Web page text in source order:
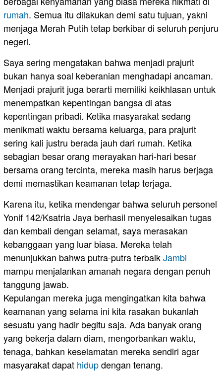
rumah. Semua itu dilakukan demi satu tujuan, yakni
menjaga Merah Putih tetap berkibar di seluruh penjuru
negeri.
Saya sering mengatakan bahwa menjadi prajurit
bukan hanya soal keberanian menghadapi ancaman.
Menjadi prajurit juga berarti memiliki keikhlasan untuk
menempatkan kepentingan bangsa di atas
kepentingan pribadi. Ketika masyarakat sedang
menikmati waktu bersama keluarga, para prajurit
sering kali justru berada jauh dari rumah. Ketika
sebagian besar orang merayakan hari-hari besar
bersama orang tercinta, mereka masih harus berjaga
demi memastikan keamanan tetap terjaga.
Karena itu, ketika mendengar bahwa seluruh personel
Yonif 142/Ksatria Jaya berhasil menyelesaikan tugas
dan kembali dengan selamat, saya merasakan
kebanggaan yang luar biasa. Mereka telah
menunjukkan bahwa putra-putra terbaikJambi
mampu menjalankan amanah negara dengan penuh
tanggung jawab.
Kepulangan mereka juga mengingatkan kita bahwa
keamanan yang selama ini kita rasakan bukanlah
sesuatu yang hadir begitu saja. Ada banyak orang
yang bekerja dalam diam, mengorbankan waktu,
tenaga, bahkan keselamatan mereka sendiri agar
masyarakat dapat hidupdengan tenang.